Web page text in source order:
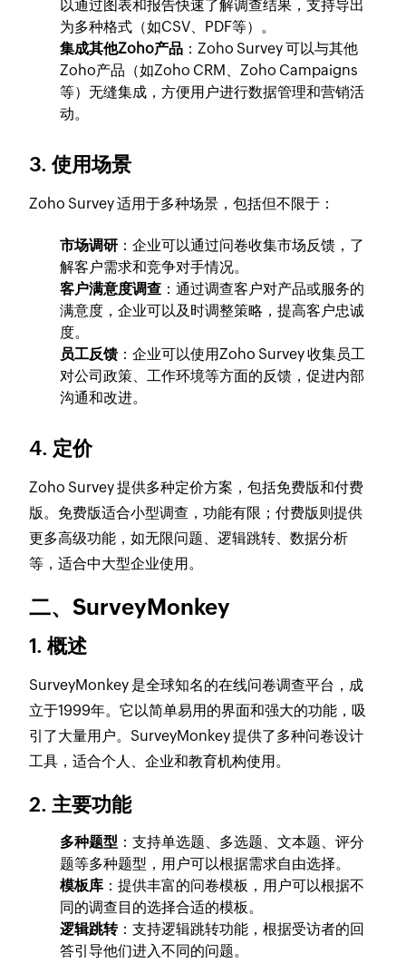
以通过图表和报告快速了解调查结果，支持导出
为多种格式（如CSV、PDF等）。
集成其他Zoho产品 ：Zoho Survey 可以与其他
Zoho产品（如Zoho CRM、Zoho Campaigns
等）无缝集成，方便用户进行数据管理和营销活
动。
3. 使用场景
Zoho Survey 适用于多种场景，包括但不限于：
市场调研 ：企业可以通过问卷收集市场反馈，了
解客户需求和竞争对手情况。
客户满意度调查 ：通过调查客户对产品或服务的
满意度，企业可以及时调整策略，提高客户忠诚
度。
员工反馈 ：企业可以使用Zoho Survey 收集员工
对公司政策、工作环境等方面的反馈，促进内部
沟通和改进。
4. 定价
Zoho Survey 提供多种定价方案，包括免费版和付费
版。免费版适合小型调查，功能有限；付费版则提供
更多高级功能，如无限问题、逻辑跳转、数据分析
等，适合中大型企业使用。
二、SurveyMonkey
1. 概述
SurveyMonkey 是全球知名的在线问卷调查平台，成
立于1999年。它以简单易用的界面和强大的功能，吸
引了大量用户。SurveyMonkey 提供了多种问卷设计
工具，适合个人、企业和教育机构使用。
2. 主要功能
多种题型 ：支持单选题、多选题、文本题、评分
题等多种题型，用户可以根据需求自由选择。
模板库 ：提供丰富的问卷模板，用户可以根据不
同的调查目的选择合适的模板。
逻辑跳转：支持逻辑跳转功能，根据受访者的回
答引导他们进入不同的问题。